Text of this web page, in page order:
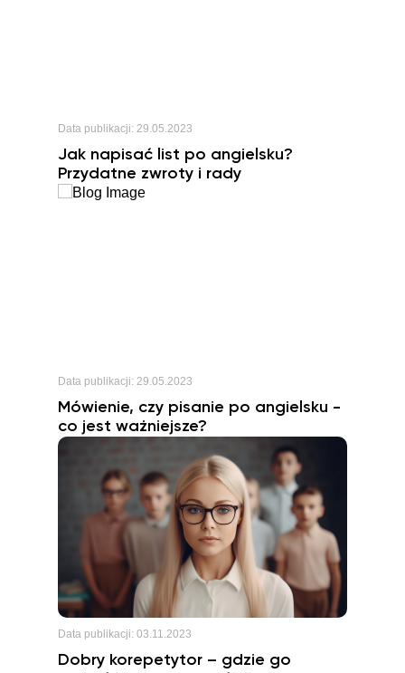
Data publikacji: 29.05.2023
Jak napisać list po angielsku?
Przydatne zwroty i rady
Data publikacji: 29.05.2023
Mówienie, czy pisanie po angielsku -
co jest ważniejsze?
Data publikacji: 03.11.2023
Dobry korepetytor – gdzie go